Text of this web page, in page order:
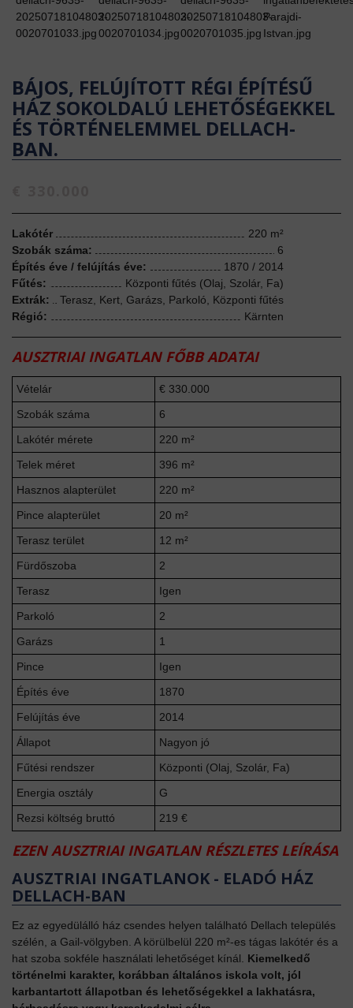
BÁJOS, FELÚJÍTOTT RÉGI ÉPÍTÉSŰ
HÁZ SOKOLDALÚ LEHETŐSÉGEKKEL
ÉS TÖRTÉNELEMMEL DELLACH-
BAN.
Lakótér
220 m²
Szobák száma:
6
Építés éve / felújítás éve:
1870 / 2014
Fűtés:
Központi fűtés (Olaj, Szolár, Fa)
Extrák:
Terasz, Kert, Garázs, Parkoló, Központi fűtés
Régió:
Kärnten
AUSZTRIAI INGATLAN FŐBB ADATAI
Vételár
€ 330.000
Szobák száma
6
Lakótér mérete
220 m²
Telek méret
396 m²
Hasznos alapterület
220 m²
Pince alapterület
20 m²
Terasz terület
12 m²
Fürdőszoba
2
Terasz
Igen
Parkoló
2
Garázs
1
Pince
Igen
Építés éve
1870
Felújítás éve
2014
Állapot
Nagyon jó
Fűtési rendszer
Központi (Olaj, Szolár, Fa)
Energia osztály
G
Rezsi költség bruttó
219 €
EZEN AUSZTRIAI INGATLAN RÉSZLETES LEÍRÁSA
AUSZTRIAI INGATLANOK - ELADÓ HÁZ
DELLACH-BAN
Ez az egyedülálló ház csendes helyen található Dellach település
szélén, a Gail-völgyben. A körülbelül 220 m²-es tágas lakótér és a
hat szoba sokféle használati lehetőséget kínál. Kiemelkedő
történelmi karakter, korábban általános iskola volt, jól
karbantartott állapotban és lehetőségekkel a lakhatásra,